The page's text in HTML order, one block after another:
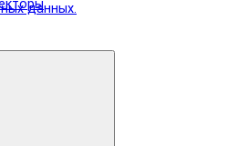
данных.